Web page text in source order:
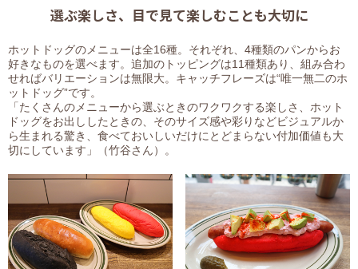
選ぶ楽しさ、目で見て楽しむことも大切に
ホットドッグのメニューは全16種。それぞれ、4種類のパンからお
好きなものを選べます。追加のトッピングは11種類あり、組み合わ
せればバリエーションは無限大。キャッチフレーズは“唯一無二のホ
ットドッグ”です。
「たくさんのメニューから選ぶときのワクワクする楽しさ、ホット
ドッグをお出ししたときの、そのサイズ感や彩りなどビジュアルか
ら生まれる驚き、食べておいしいだけにとどまらない付加価値も大
切にしています」（竹谷さん）。